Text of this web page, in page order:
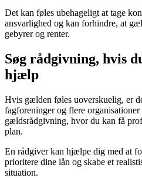
Det kan føles ubehageligt at tage
ansvarlighed og kan forhindre, at
gebyrer og renter.
Søg rådgivning, hvis
hjælp
Hvis gælden føles uoverskuelig, er
fagforeninger og flere
gældsrådgivning, hvor du kan få
plan.
En rådgiver kan hjælpe dig med at
prioritere dine lån og skabe et
situation.